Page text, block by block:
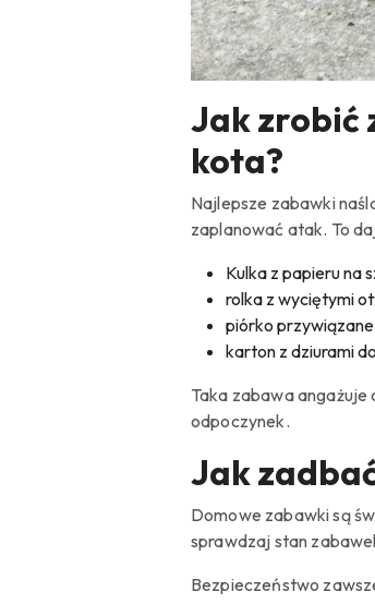
Jak zrobić
kota?
Najlepsze zabawki
zaplanować atak. To
Kulka z papieru na
rolka z wyciętymi
piórko
karton z dziurami
Taka zabawa angażuje
odpoczynek.
Jak
Domowe zabawki są
sprawdzaj stan
Bezpieczeństwo